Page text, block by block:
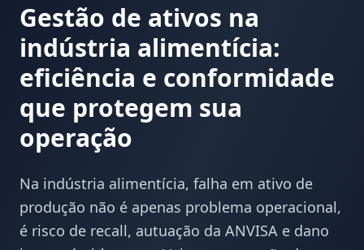
Gestão de ativos na
indústria alimentícia:
eficiência e conformidade
que protegem sua
operação
Na indústria alimentícia, falha em ativo de
produção não é apenas problema operacional,
é risco de recall, autuação da ANVISA e dano